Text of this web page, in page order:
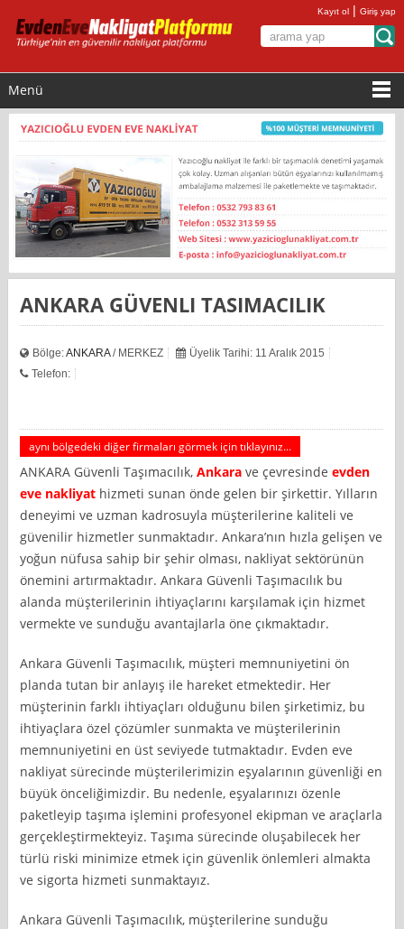
Kayıt ol |Giriş yap
Menü
ANKARA GÜVENLI TASIMACILIK
Bölge:ANKARA/ MERKEZ
Üyelik Tarihi: 11 Aralık 2015
Telefon:
aynı bölgedeki diğer firmaları görmek için tıklayınız...
ANKARA Güvenli Taşımacılık,Ankara ve çevresindeevden
eve nakliyat hizmeti sunan önde gelen bir şirkettir. Yılların
deneyimi ve uzman kadrosuyla müşterilerine kaliteli ve
güvenilir hizmetler sunmaktadır. Ankara’nın hızla gelişen ve
yoğun nüfusa sahip bir şehir olması, nakliyat sektörünün
önemini artırmaktadır. Ankara Güvenli Taşımacılık bu
alanda müşterilerinin ihtiyaçlarını karşılamak için hizmet
vermekte ve sunduğu avantajlarla öne çıkmaktadır.
Ankara Güvenli Taşımacılık, müşteri memnuniyetini ön
planda tutan bir anlayış ile hareket etmektedir. Her
müşterinin farklı ihtiyaçları olduğunu bilen şirketimiz, bu
ihtiyaçlara özel çözümler sunmakta ve müşterilerinin
memnuniyetini en üst seviyede tutmaktadır. Evden eve
nakliyat sürecinde müşterilerimizin eşyalarının güvenliği en
büyük önceliğimizdir. Bu nedenle, eşyalarınızı özenle
paketleyip taşıma işlemini profesyonel ekipman ve araçlarla
gerçekleştirmekteyiz. Taşıma sürecinde oluşabilecek her
türlü riski minimize etmek için güvenlik önlemleri almakta
ve sigorta hizmeti sunmaktayız.
Ankara Güvenli Taşımacılık, müşterilerine sunduğu